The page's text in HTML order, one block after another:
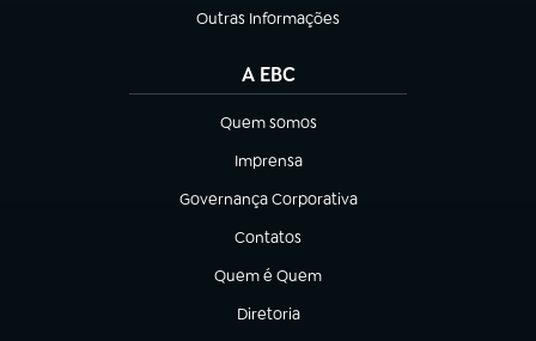
Outras Informações
(abre em nova aba)
A EBC
Quem somos
(abre em nova aba)
Imprensa
(abre em nova aba)
Governança Corporativa
(abre em nova aba)
Contatos
(abre em nova aba)
Quem é Quem
(abre em nova aba)
Diretoria
(abre em nova aba)